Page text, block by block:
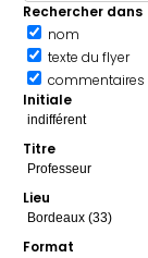
Rechercher dans
nom
texte du flyer
commentaires
Initiale
Titre
Lieu
Format